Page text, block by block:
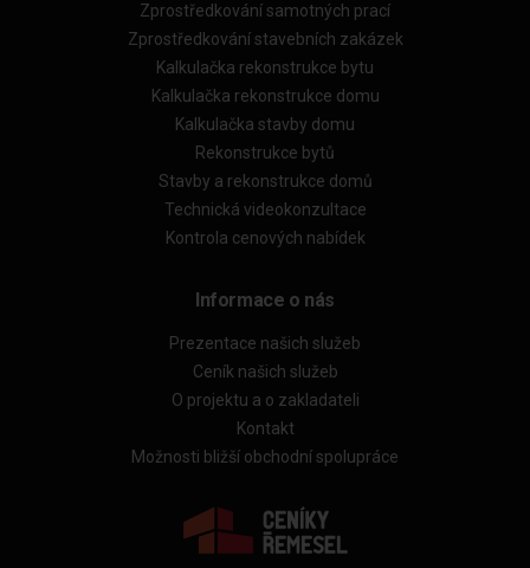
Zprostředkování samotných prací
Zprostředkování stavebních zakázek
Kalkulačka rekonstrukce bytu
Kalkulačka rekonstrukce domu
Kalkulačka stavby domu
Rekonstrukce bytů
Stavby a rekonstrukce domů
Technická videokonzultace
Kontrola cenových nabídek
Informace o nás
Prezentace našich služeb
Ceník našich služeb
O projektu a o zakladateli
Kontakt
Možnosti bližší obchodní spolupráce